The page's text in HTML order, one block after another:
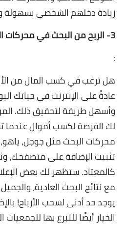
زيادة دخلهم الشخصي بسهولة
3- الربح من البحث في محركات البحث:
:
هل ترغب في كسب المال من
عادةً على الإنترنت في حياتك
لك الفرصة لكسب أموال عندما
محركات البحث مثل جوجل،
تثبيت الإضافة على متصفحك،
كالمعتاد. ستظهر لك بعض
مع نتائج البحث العادية،
يوجد حد أدنى لسحب الأرباح!
الخيار أيضًا للتبرع بها للجمعيات